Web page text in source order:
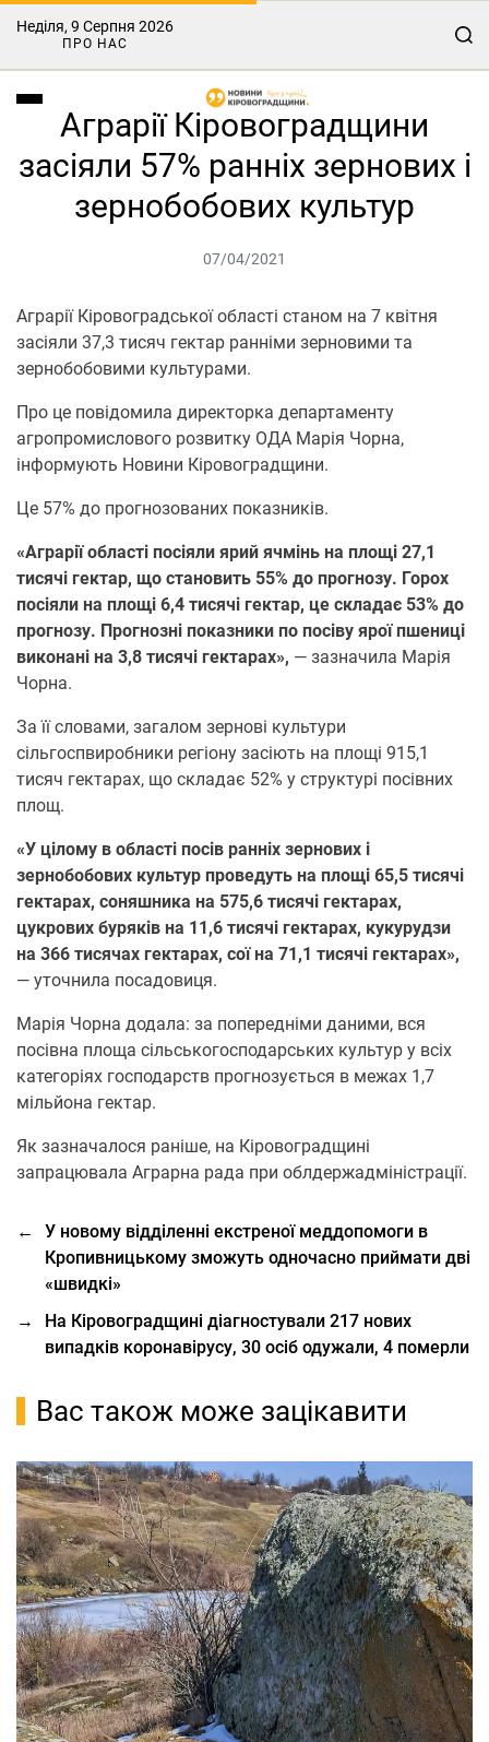
Неділя, 9 Серпня 2026
ПРО НАС
Аграрії Кіровоградщини
засіяли 57% ранніх зернових і
зернобобових культур
07/04/2021
Аграрії Кіровоградської області станом на 7 квітня
засіяли 37,3 тисяч гектар ранніми зерновими та
зернобобовими культурами.
Про це повідомила директорка департаменту
агропромислового розвитку ОДА Марія Чорна,
інформують Новини Кіровоградщини.
Це 57% до прогнозованих показників.
«Аграрії області посіяли ярий ячмінь на площі 27,1
тисячі гектар, що становить 55% до прогнозу. Горох
посіяли на площі 6,4 тисячі гектар, це складає 53% до
прогнозу. Прогнозні показники по посіву ярої пшениці
виконані на 3,8 тисячі гектарах», — зазначила Марія
Чорна.
За її словами, загалом зернові культури
сільгоспвиробники регіону засіють на площі 915,1
тисяч гектарах, що складає 52% у структурі посівних
площ.
«У цілому в області посів ранніх зернових і
зернобобових культур проведуть на площі 65,5 тисячі
гектарах, соняшника на 575,6 тисячі гектарах,
цукрових буряків на 11,6 тисячі гектарах, кукурудзи
на 366 тисячах гектарах, сої на 71,1 тисячі гектарах»,
— уточнила посадовиця.
Марія Чорна додала: за попередніми даними, вся
посівна площа сільськогосподарських культур у всіх
категоріях господарств прогнозується в межах 1,7
мільйона гектар.
Як зазначалося раніше, на Кіровоградщині
запрацювала Аграрна рада при облдержадміністрації.
←
У новому відділенні екстреної меддопомоги в
Кропивницькому зможуть одночасно приймати дві
«швидкі»
→
На Кіровоградщині діагностували 217 нових
випадків коронавірусу, 30 осіб одужали, 4 померли
Вас також може зацікавити